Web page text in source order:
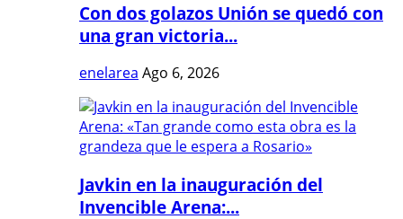
Con dos golazos Unión se quedó con
una gran victoria...
enelarea Ago 6, 2026
Javkin en la inauguración del
Invencible Arena:...